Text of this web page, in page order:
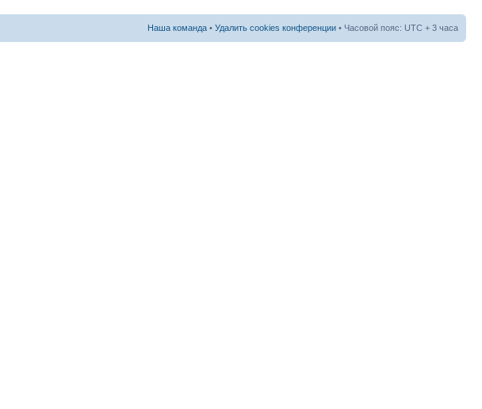
Наша команда • Удалить cookies конференции • Часовой пояс: UTC + 3 часа